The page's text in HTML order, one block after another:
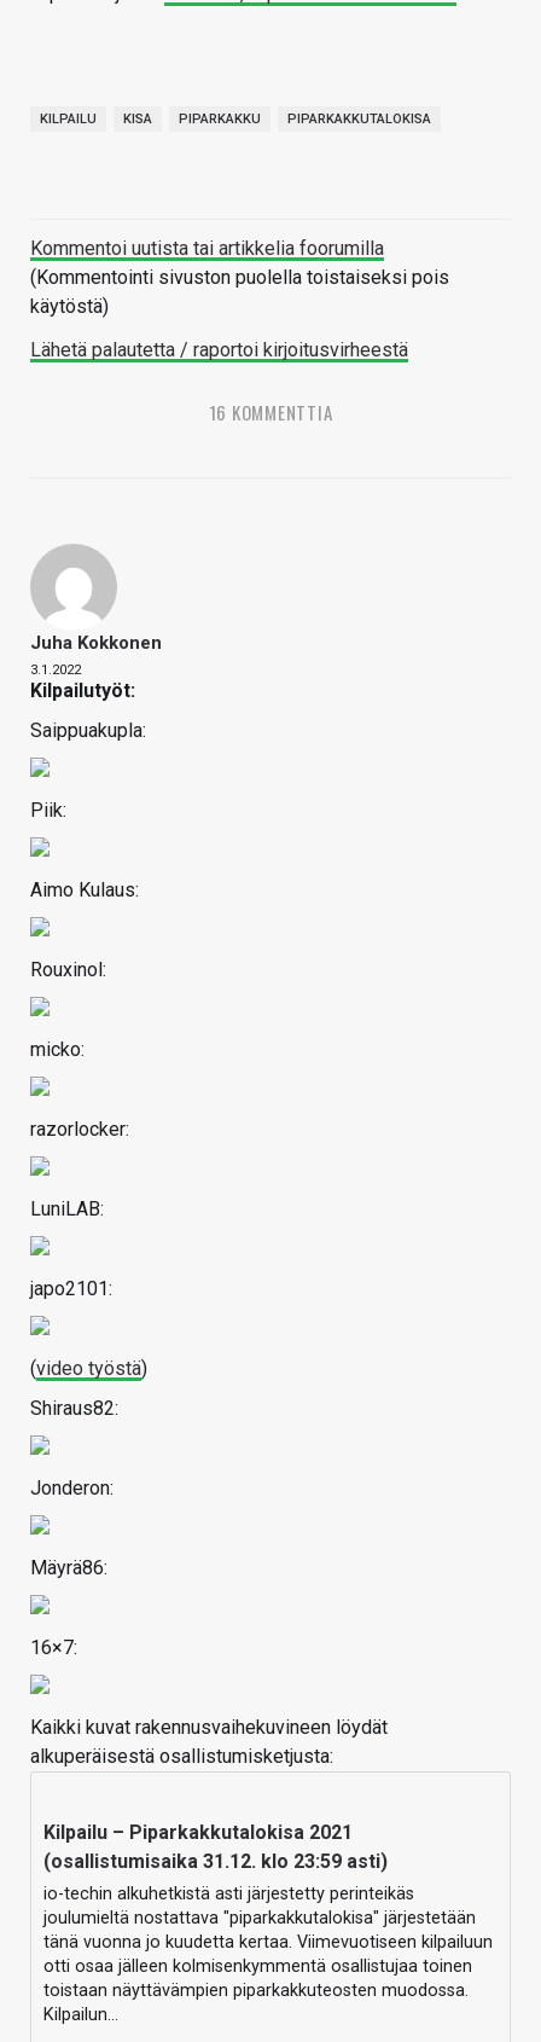
KILPAILU KISA PIPARKAKKU PIPARKAKKUTALOKISA
Kommentoi uutista tai artikkelia foorumilla
(Kommentointi sivuston puolella toistaiseksi pois
käytöstä)
Lähetä palautetta / raportoi kirjoitusvirheestä
16 KOMMENTTIA
Juha Kokkonen
3.1.2022
Kilpailutyöt:
Saippuakupla:
Piik:
Aimo Kulaus:
Rouxinol:
micko:
razorlocker:
LuniLAB:
japo2101:
(video työstä)
Shiraus82:
Jonderon:
Mäyrä86:
16×7:
Kaikki kuvat rakennusvaihekuvineen löydät
alkuperäisestä osallistumisketjusta:
Kilpailu – Piparkakkutalokisa 2021
(osallistumisaika 31.12. klo 23:59 asti)
io-techin alkuhetkistä asti järjestetty perinteikäs
joulumieltä nostattava "piparkakkutalokisa" järjestetään
tänä vuonna jo kuudetta kertaa. Viimevuotiseen kilpailuun
otti osaa jälleen kolmisenkymmentä osallistujaa toinen
toistaan näyttävämpien piparkakkuteosten muodossa.
Kilpailun…